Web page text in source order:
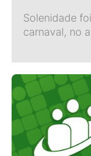
Solenidade
carnaval, no